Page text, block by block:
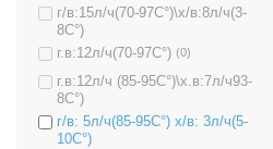
г/в:15л/ч(70-97C°)\х/в:8л/ч(3-
8C°)
г.в:12л/ч(70-97C°) (0)
г.в:12л/ч (85-95C°)\х.в:7л/ч93-
8C°)
г/в: 5л/ч(85-95C°) х/в: 3л/ч(5-
10C°)